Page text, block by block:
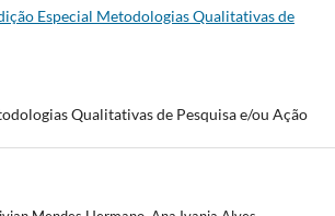
Especial Metodologias Qualitativas de
Qualitativas de Pesquisa e/ou Ação